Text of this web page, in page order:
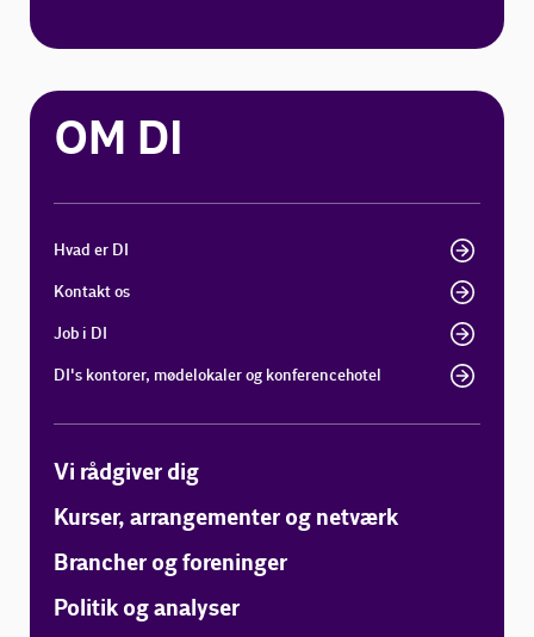
OM DI
Hvad er DI
Kontakt os
Job i DI
DI's kontorer, mødelokaler og konferencehotel
Vi rådgiver dig
Kurser, arrangementer og netværk
Brancher og foreninger
Politik og analyser